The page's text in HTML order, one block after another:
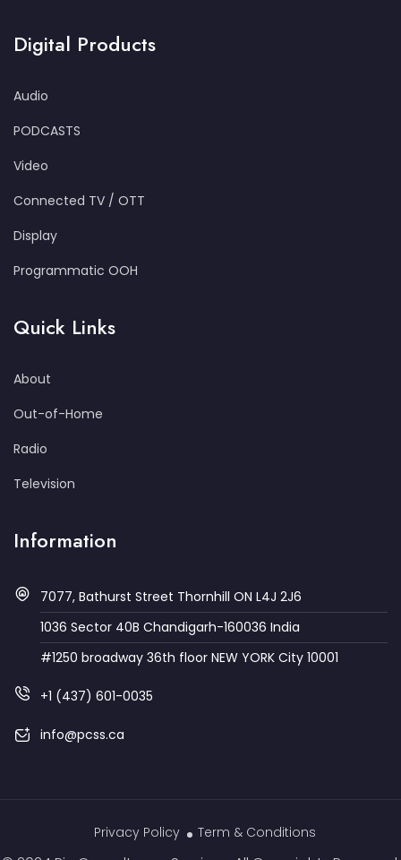
Digital Products
Audio
PODCASTS
Video
Connected TV / OTT
Display
Programmatic OOH
Quick Links
About
Out-of-Home
Radio
Television
Information
7077, Bathurst Street Thornhill ON L4J 2J6
1036 Sector 40B Chandigarh-160036 India
#1250 broadway 36th floor NEW YORK City 10001
+1 (437) 601-0035
info@pcss.ca
Privacy Policy Term & Conditions